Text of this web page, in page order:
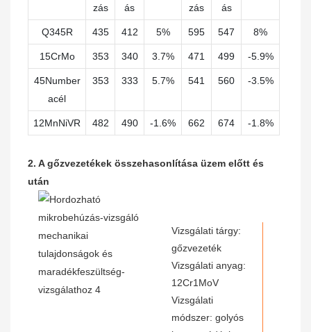
zás
ás
zás
ás
Q345R 435 412 5% 595 547 8%
15CrMo 353 340 3.7% 471 499 -5.9%
45Number
acél
353 333 5.7% 541 560 -3.5%
12MnNiVR 482 490 -1.6% 662 674 -1.8%
2. A gőzvezetékek összehasonlítása üzem előtt és
után
Vizsgálati tárgy:
gőzvezeték
Vizsgálati anyag:
12Cr1MoV
Vizsgálati
módszer: golyós